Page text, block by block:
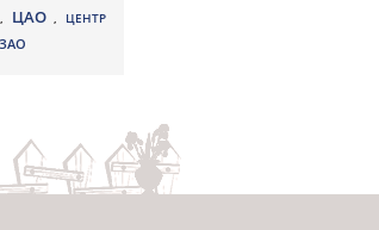
, ЦАО ,
ЦЕНТР